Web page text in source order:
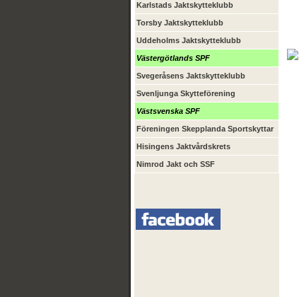
Karlstads Jaktskytteklubb
Torsby Jaktskytteklubb
Uddeholms Jaktskytteklubb
Västergötlands SPF
Svegeråsens Jaktskytteklubb
Svenljunga Skytteförening
Västsvenska SPF
Föreningen Skepplanda Sportskyttar
Hisingens Jaktvårdskrets
Nimrod Jakt och SSF